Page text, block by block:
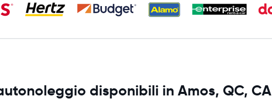
disponibili in Amos, QC, CA